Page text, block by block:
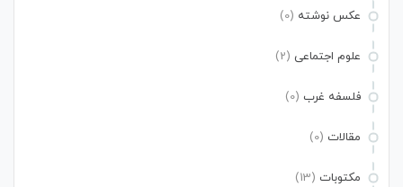
عکس نوشته (0)
علوم اجتماعی (2)
فلسفه غرب (0)
مقالات (0)
مکتوبات (13)